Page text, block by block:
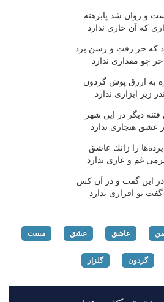
و روان شد پابرهنه
كه آن خاری ندارد
كه خر رفت و رسن برد
خر چو مقداری ندارد
به ازرق پوش گردون
زیر ایزاری ندارد
دیگر در این شهر
عشق هنجاری ندارد
پرده‌ها را زانك عاشق
غم و عاری ندارد
این گفت و در آن كس
تو اقراری ندارد
عاشق عشق مست
گردون گلزار